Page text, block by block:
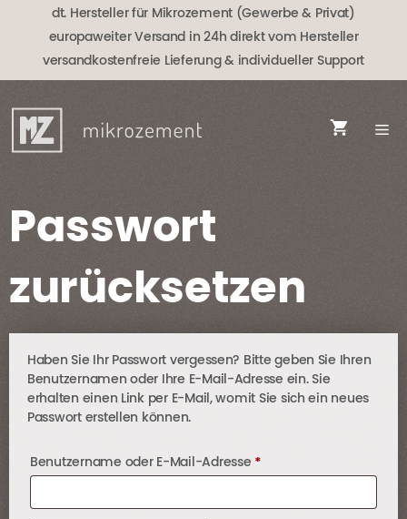
dt. Hersteller für Mikrozement (Gewerbe & Privat)
europaweiter Versand in 24h direkt vom Hersteller
versandkostenfreie Lieferung& individueller Support
Passwort
zurücksetzen
Haben Sie Ihr Passwort vergessen? Bitte geben Sie Ihren
Benutzernamen oder Ihre E-Mail-Adresse ein. Sie
erhalten einen Link per E-Mail, womit Sie sich ein neues
Passwort erstellen können.
Benutzername oder E-Mail-Adresse *Erforderlich